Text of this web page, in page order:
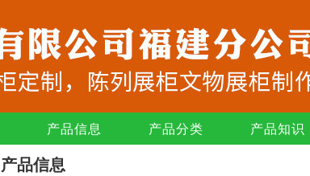
产品信息 产品分类 产品知识
产品信息